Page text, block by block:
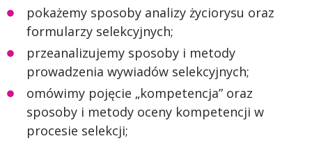
pokażemy sposoby analizy życiorysu oraz
formularzy selekcyjnych;
przeanalizujemy sposoby i metody
prowadzenia wywiadów selekcyjnych;
omówimy pojęcie „kompetencja” oraz
sposoby i metody oceny kompetencji w
procesie selekcji;